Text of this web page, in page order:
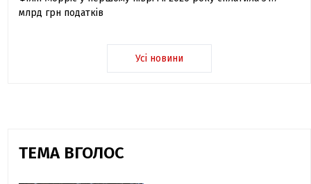
млрд грн податків
Усі новини
ТЕМА ВГОЛОС